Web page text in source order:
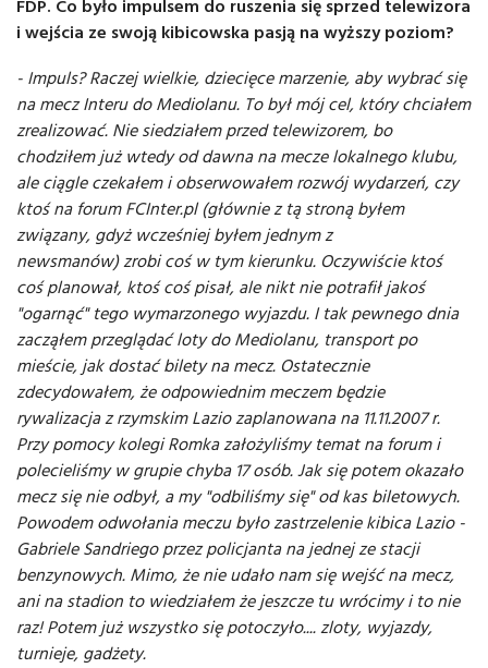
FDP. Co było impulsem do ruszenia się sprzed telewizora
i wejścia ze swoją kibicowska pasją na wyższy poziom?
- Impuls? Raczej wielkie, dziecięce marzenie, aby wybrać się
na mecz Interu do Mediolanu. To był mój cel, który chciałem
zrealizować. Nie siedziałem przed telewizorem, bo
chodziłem już wtedy od dawna na mecze lokalnego klubu,
ale ciągle czekałem i obserwowałem rozwój wydarzeń, czy
ktoś na forum FCInter.pl (głównie z tą stroną byłem
związany, gdyż wcześniej byłem jednym z
newsmanów) zrobi coś w tym kierunku. Oczywiście ktoś
coś planował, ktoś coś pisał, ale nikt nie potrafił jakoś
"ogarnąć" tego wymarzonego wyjazdu. I tak pewnego dnia
zacząłem przeglądać loty do Mediolanu, transport po
mieście, jak dostać bilety na mecz. Ostatecznie
zdecydowałem, że odpowiednim meczem będzie
rywalizacja z rzymskim Lazio zaplanowana na 11.11.2007 r.
Przy pomocy kolegi Romka założyliśmy temat na forum i
polecieliśmy w grupie chyba 17 osób. Jak się potem okazało
mecz się nie odbył, a my "odbiliśmy się" od kas biletowych.
Powodem odwołania meczu było zastrzelenie kibica Lazio -
Gabriele Sandriego przez policjanta na jednej ze stacji
benzynowych. Mimo, że nie udało nam się wejść na mecz,
ani na stadion to wiedziałem że jeszcze tu wrócimy i to nie
raz! Potem już wszystko się potoczyło.... zloty, wyjazdy,
turnieje, gadżety.